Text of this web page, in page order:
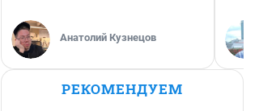
Анатолий Кузнецов
РЕКОМЕНДУЕМ